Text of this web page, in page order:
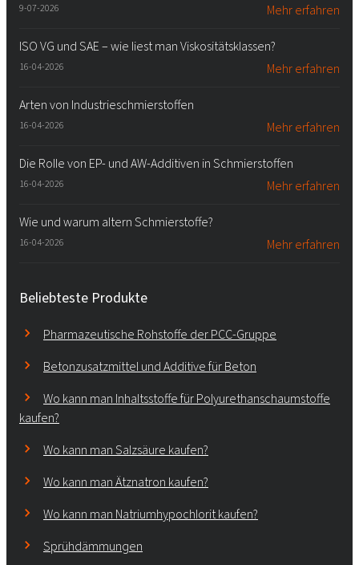
9-07-2026 Mehr erfahren
ISO VG und SAE – wie liest man Viskositätsklassen?
16-04-2026 Mehr erfahren
Arten von Industrieschmierstoffen
16-04-2026 Mehr erfahren
Die Rolle von EP- und AW-Additiven in Schmierstoffen
16-04-2026 Mehr erfahren
Wie und warum altern Schmierstoffe?
16-04-2026 Mehr erfahren
Beliebteste Produkte
Pharmazeutische Rohstoffe der PCC-Gruppe
Betonzusatzmittel und Additive für Beton
Wo kann man Inhaltsstoffe für Polyurethanschaumstoffe
kaufen?
Wo kann man Salzsäure kaufen?
Wo kann man Ätznatron kaufen?
Wo kann man Natriumhypochlorit kaufen?
Sprühdämmungen